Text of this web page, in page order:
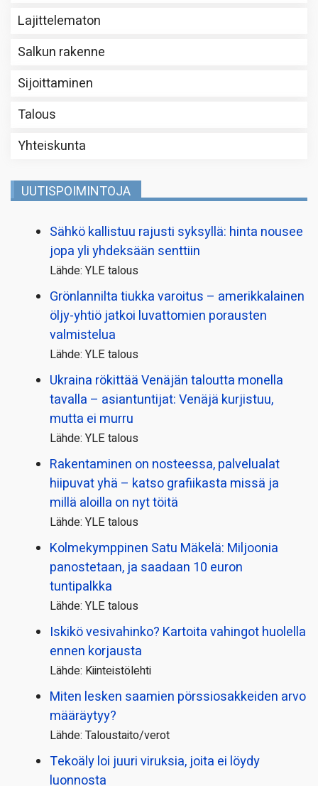
Lajittelematon
Salkun rakenne
Sijoittaminen
Talous
Yhteiskunta
UUTISPOIMINTOJA
Sähkö kallistuu rajusti syksyllä: hinta nousee
jopa yli yhdeksään senttiin
Lähde: YLE talous
Grönlannilta tiukka varoitus – amerikkalainen
öljy-yhtiö jatkoi luvattomien porausten
valmistelua
Lähde: YLE talous
Ukraina rökittää Venäjän taloutta monella
tavalla – asiantuntijat: Venäjä kurjistuu,
mutta ei murru
Lähde: YLE talous
Rakentaminen on nosteessa, palvelualat
hiipuvat yhä – katso grafiikasta missä ja
millä aloilla on nyt töitä
Lähde: YLE talous
Kolmekymppinen Satu Mäkelä: Miljoonia
panostetaan, ja saadaan 10 euron
tuntipalkka
Lähde: YLE talous
Iskikö vesivahinko? Kartoita vahingot huolella
ennen korjausta
Lähde: Kiinteistölehti
Miten lesken saamien pörssi­osakkeiden arvo
määräytyy?
Lähde: Taloustaito/verot
Tekoäly loi juuri viruksia, joita ei löydy
luonnosta